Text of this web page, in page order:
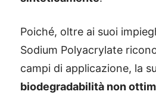
Poiché, oltre ai suoi
Sodium Polyacrylate
campi di applicazione, la
biodegradabilità non